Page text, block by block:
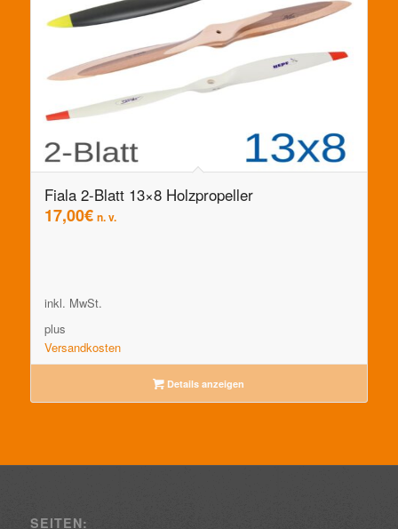
Fiala 2-Blatt 13×8 Holzpropeller
17,00€ n. v.
inkl. MwSt.
plus
Versandkosten
Details anzeigen
SEITEN: